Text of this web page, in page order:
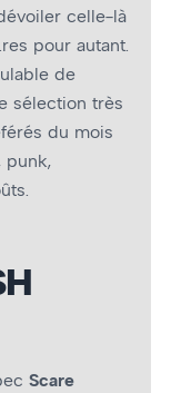
celle-là
pour autant.
de
sélection très
du mois
punk,
Scare